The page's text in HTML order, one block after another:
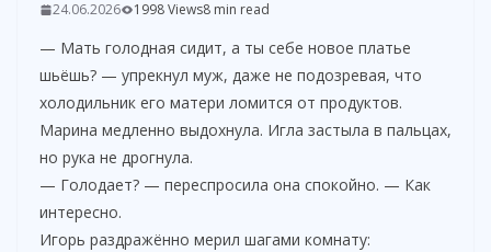
24.06.2026 1998 Views8 min read
— Мать голодная сидит, а ты себе новое платье
шьёшь? — упрекнул муж, даже не подозревая, что
холодильник его матери ломится от продуктов.
Марина медленно выдохнула. Игла застыла в пальцах,
но рука не дрогнула.
— Голодает? — переспросила она спокойно. — Как
интересно.
Игорь раздражённо мерил шагами комнату: